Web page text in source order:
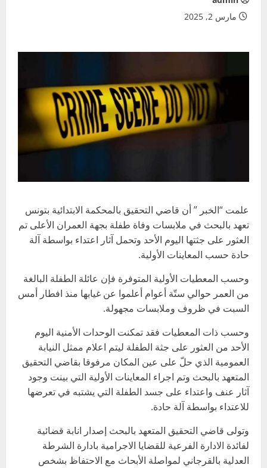
مارس 2, 2025
علمت “الخبر ” أن قاضي التحقيق بالمحكمة الابتدائية بتونس
تعهد بالبحث في ملابسات وفاة طفلة بجهة العمران الأعلى تم
العثور على جثتها اليوم الأحد وتحمل آثار اعتداء بواسطة آلة
حادة حسب المعاينات الأولية.
وحسب المعطيات الأولية المتوفرة فإن عائلة الطفلة البالغة
من العمر حوالي ستّة أعوام أعلموا عن غيابها منذ افطار أمس
السبت في ظروف وملابسات مجهولة.
وحسب ذات المعطيات فقد تمكنت الوحدات الأمنية اليوم
الأحد من العثور على جثة الطفلة ليتم اعلام ممثل النيابة
العمومية الذي حلّ على عين المكان مرفوقا بقاضي التحقيق
المتعهد بالبحث وتم اجراء المعاينات الأولية التي بينت وجود
آثار عنف واعتداء على جسد الطفلة التي يشتبه في تعرضها
للاعتداء بواسطة آلة حادة.
وتولى قاضي التحقيق المتعهد بالبحث إصدار انابة قضائية
لفائدة الادارة الفرعية للقضايا الاجرامية بادارة الشرطة
العدلية بالقرجاني لمواصلة الأبحاث مع الاحتفاظ بشخص